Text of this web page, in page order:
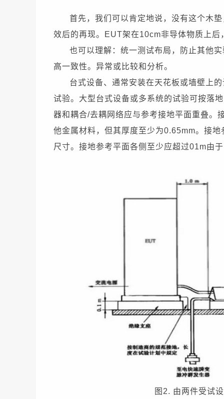
首先，我们可以肯定地说，没有这个木
效后的再现。EUT架在10cm非导体物质上
也可以理解：统一测试布局，防止其他
高一致性。异常或比较和分析。
台式设备、通常安装在天花板或墙壁上
试验。 大型台式设备或多系统的试验可按落
器和耦合/去耦网络应与参考接地平面重叠。
他金属材料，但其厚度至少为0.65mm。 接地
尺寸。接地参考平面各侧至少应超过01m由
图2. 由两件受试